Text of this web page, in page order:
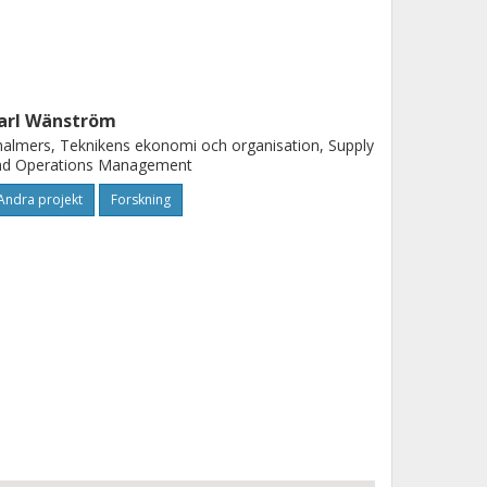
Wänström
Teknikens ekonomi och organisation, Supply
Operations Management
projekt Forskning